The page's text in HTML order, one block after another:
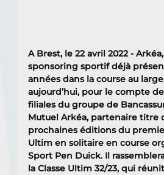
A Brest, le 22 avril 2022 -
sponsoring sportif déjà
années dans la course au
aujourd’hui, pour le compte
filiales du groupe de
Mutuel Arkéa, partenaire titre
prochaines éditions du
Ultim en solitaire en course
Sport Pen Duick. Il
la Classe Ultim 32/23, qui